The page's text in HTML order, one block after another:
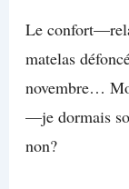
Le
matelas
novembre…
—je dormais
non?